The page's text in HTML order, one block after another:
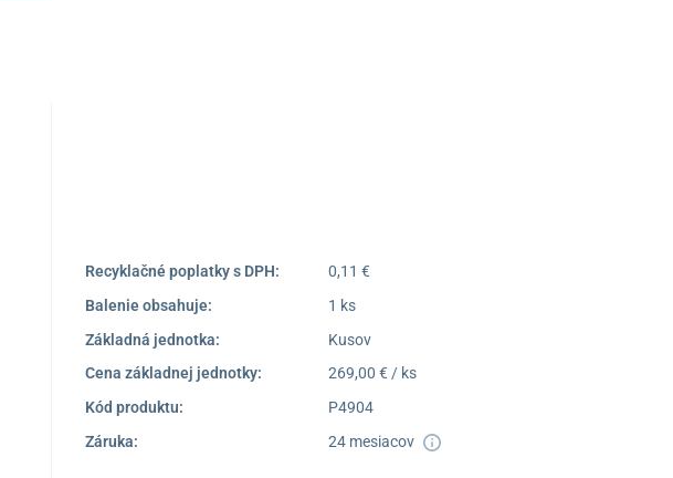
Recyklačné poplatky s DPH:
0,11 €
Balenie obsahuje:
1 ks
Základná jednotka:
Kusov
Cena základnej jednotky:
269,00 € / ks
Kód produktu:
P4904
Záruka:
24 mesiacov